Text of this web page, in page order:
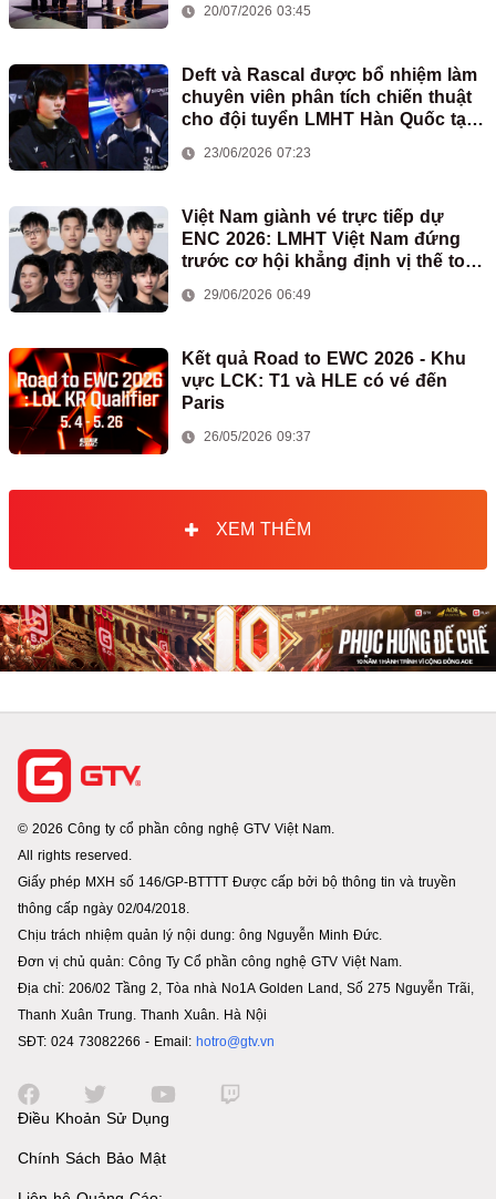
20/07/2026 03:45
Deft và Rascal được bổ nhiệm làm
chuyên viên phân tích chiến thuật
cho đội tuyển LMHT Hàn Quốc tại
23/06/2026 07:23
Việt Nam giành vé trực tiếp dự
ENC 2026: LMHT Việt Nam đứng
trước cơ hội khẳng định vị thế toàn
29/06/2026 06:49
Kết quả Road to EWC 2026 - Khu
vực LCK: T1 và HLE có vé đến
Paris
26/05/2026 09:37
XEM THÊM
© 2026 Công ty cổ phần công nghệ GTV Việt Nam.
All rights reserved.
Giấy phép MXH số 146/GP-BTTTT Được cấp bởi bộ thông tin và truyền
thông cấp ngày 02/04/2018.
Chịu trách nhiệm quản lý nội dung: ông Nguyễn Minh Đức.
Đơn vị chủ quản: Công Ty Cổ phần công nghệ GTV Việt Nam.
Địa chỉ: 206/02 Tầng 2, Tòa nhà No1A Golden Land, Số 275 Nguyễn Trãi,
Thanh Xuân Trung. Thanh Xuân. Hà Nội
SĐT: 024 73082266 - Email: hotro@gtv.vn
Điều Khoản Sử Dụng
Chính Sách Bảo Mật